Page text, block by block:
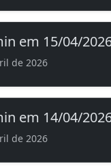
em 15/04/
de 2026
em 14/04/
de 2026